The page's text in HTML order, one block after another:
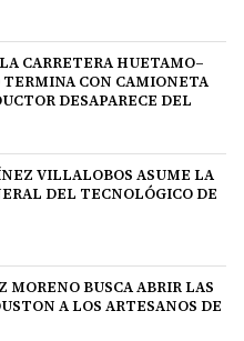
CARRETERA HUETAMO–
CON CAMIONETA
DESAPARECE DEL
VILLALOBOS ASUME LA
DEL TECNOLÓGICO DE
MORENO BUSCA ABRIR LAS
A LOS ARTESANOS DE